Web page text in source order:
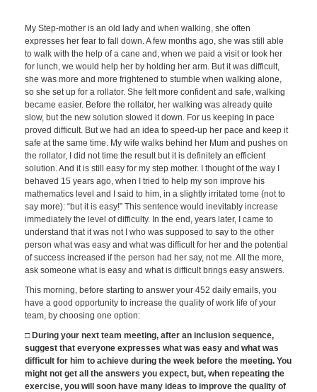
My Step-mother is an old lady and when walking, she often
expresses her fear to fall down. A few months ago, she was still able
to walk with the help of a cane and, when we paid a visit or took her
for lunch, we would help her by holding her arm. But it was difficult,
she was more and more frightened to stumble when walking alone,
so she set up for a rollator. She felt more confident and safe, walking
became easier. Before the rollator, her walking was already quite
slow, but the new solution slowed it down. For us keeping in pace
proved difficult. But we had an idea to speed-up her pace and keep it
safe at the same time. My wife walks behind her Mum and pushes on
the rollator, I did not time the result but it is definitely an efficient
solution. And it is still easy for my step mother. I thought of the way I
behaved 15 years ago, when I tried to help my son improve his
mathematics level and I said to him, in a slightly irritated tome (not to
say more): “but it is easy!” This sentence would inevitably increase
immediately the level of difficulty. In the end, years later, I came to
understand that it was not I who was supposed to say to the other
person what was easy and what was difficult for her and the potential
of success increased if the person had her say, not me. All the more,
ask someone what is easy and what is difficult brings easy answers.
This morning, before starting to answer your 452 daily emails, you
have a good opportunity to increase the quality of work life of your
team, by choosing one option:
□ During your next team meeting, after an inclusion sequence,
suggest that everyone expresses what was easy and what was
difficult for him to achieve during the week before the meeting. You
might not get all the answers you expect, but, when repeating the
exercise, you will soon have many ideas to improve the quality of